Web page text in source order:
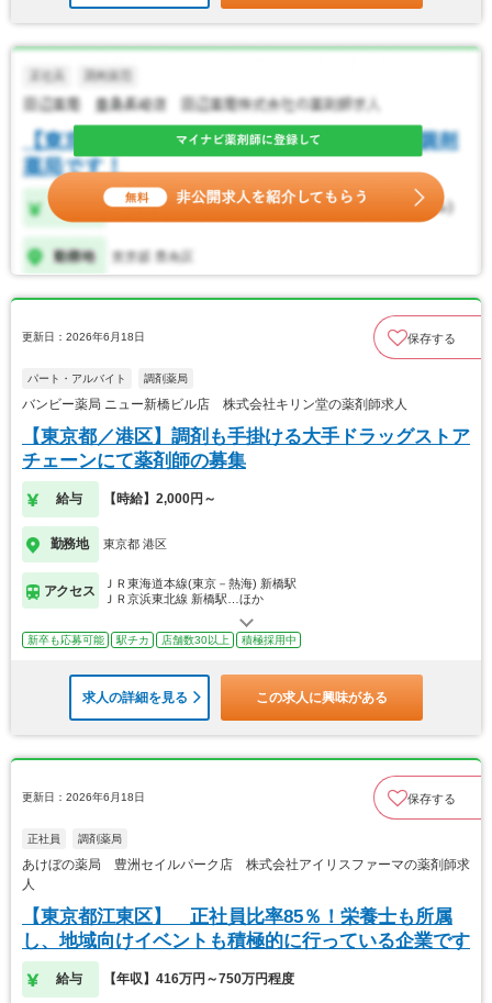
更新日：2026年6月18日 保存する
パート・アルバイト 調剤薬局
バンビー薬局 ニュー新橋ビル店 株式会社キリン堂の薬剤師求人
【東京都／港区】調剤も手掛ける大手ドラッグストア
チェーンにて薬剤師の募集
給与 【時給】2,000円～
勤務地 東京都 港区
アクセス
ＪＲ東海道本線(東京－熱海) 新橋駅
ＪＲ京浜東北線 新橋駅…ほか
新卒も応募可能 駅チカ 店舗数30以上 積極採用中
求人の詳細を見る この求人に興味がある
更新日：2026年6月18日 保存する
正社員 調剤薬局
あけぼの薬局 豊洲セイルパーク店 株式会社アイリスファーマの薬剤師求
人
【東京都江東区】 正社員比率85％！栄養士も所属
し、地域向けイベントも積極的に行っている企業です
給与 【年収】416万円～750万円程度